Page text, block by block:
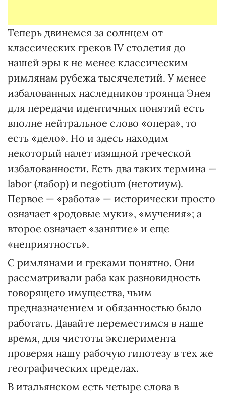
Теперь двинемся за солнцем от
классических греков IV столетия до
нашей эры к не менее классическим
римлянам рубежа тысячелетий. У менее
избалованных наследников троянца Энея
для передачи идентичных понятий есть
вполне нейтральное слово «опера», то
есть «дело». Но и здесь находим
некоторый налет изящной греческой
избалованности. Есть два таких термина —
labor (лaбор) и negotium (негoтиум).
Первое — «работа» — исторически просто
означает «родовые муки», «мучения»; а
второе означает «занятие» и еще
«неприятность».
С римлянами и греками понятно. Они
рассматривали раба как разновидность
говорящего имущества, чьим
предназначением и обязанностью было
работать. Давайте переместимся в наше
время, для чистоты эксперимента
проверяя нашу рабочую гипотезу в тех же
географических пределах.
В итальянском есть четыре слова в